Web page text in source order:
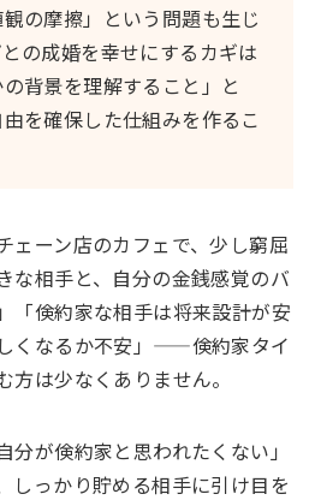
の摩擦」という問題も生じ
の成婚を幸せにするカギは
の背景を理解すること」と
由を確保した仕組みを作るこ
ェーン店のカフェで、少し窮屈
な相手と、自分の金銭感覚のバ
「倹約家な相手は将来設計が安
くなるか不安」——倹約家タイ
は少なくありません。
が倹約家と思われたくない」
しっかり貯める相手に引け目を